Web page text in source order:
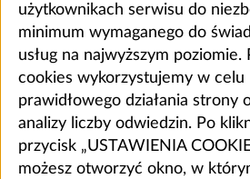
użytkownikach serwisu do
minimum wymaganego do
usług na najwyższym poziomie.
cookies wykorzystujemy w celu
prawidłowego działania strony
analizy liczby odwiedzin. Po
przycisk „USTAWIENIA
możesz otworzyć okno, w